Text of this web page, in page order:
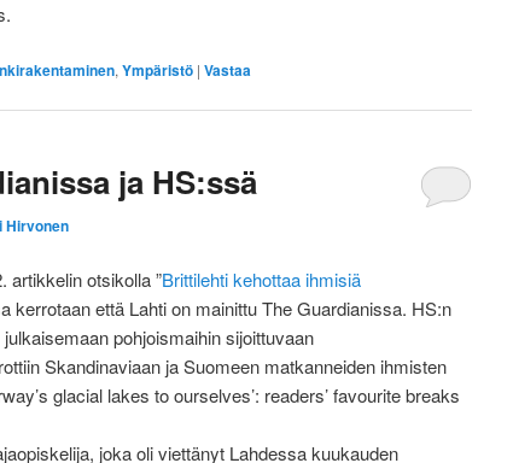
, Ympäristö | Vastaa
ja HS:ssä
Hirvonen
artikkelin otsikolla ”Brittilehti kehottaa ihmisiä
kerrotaan että Lahti on mainittu The Guardianissa. HS:n
pohjoismaihin sijoittuvaan
Skandinaviaan ja Suomeen matkanneiden ihmisten
glacial lakes to ourselves’: readers’ favourite breaks
joka oli viettänyt Lahdessa kuukauden